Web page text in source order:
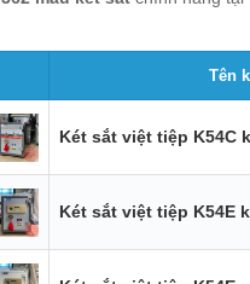
Tên
Két sắt việt tiệp K54C
Két sắt việt tiệp K54E